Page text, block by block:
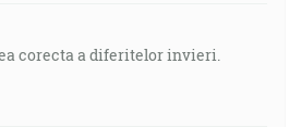
corecta a diferitelor invieri.